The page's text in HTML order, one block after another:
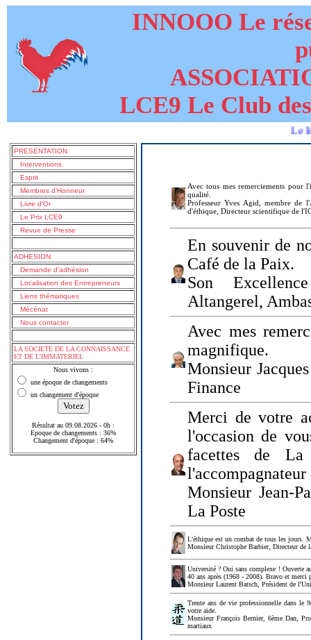
INNOOO Le
LCE9 Le Club
Le livre de
PRESENTATION
Interventions
Esprit
Membres d'Honneur
Livre d'Or
Le Prix LCE9
Revue de Presse
ADHESION
Demande d'adhésion
Localisation des Entrepreneurs
Liens thématiques
Mécénat
Nous contacter
LA SOCIETE DE LA CONNAISSANCE
ET DE L'IMMATERIEL
Nous vivons :
une époque de changements
un changement d'époque
Résultat au 09.08.2026 - 0h :
Epoque de changements : 36%
Changement d'époque : 64%
Avec tous mes remerciements pour
qualité.
Professeur Yves Agid, membre de
d'éthique, Directeur scientifique de
En souvenir de
Café de la Paix.
Son
Altangerel,
Avec mes
magnifique.
Monsieur
Finance
Merci de votre
l'occasion de
facettes de
Monsieur Jean-
La Poste
L'éthique est un combat de tous les jours.
Monsieur Christophe Barbier, Directeur de
Université ? Oui sans complexe ! Ouverte
40 ans après (1968 - 2008). Bravo et merci
Monsieur Laurent Batsch, Président de
Trente ans de vie professionnelle dans le
votre aide.
Monsieur François Bernier, 6ème Dan,
martiaux